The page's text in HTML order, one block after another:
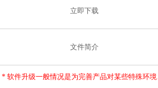
立即下载
文件简介
* 软件升级一般情况是为完善产品对某些特殊环